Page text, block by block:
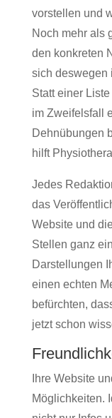
vorstellen und
Noch mehr als
den konkreten
sich deswegen
Statt einer
im Zweifelsfall
Dehnübungen
hilft
Jedes
das
Website und
Stellen ganz
Darstellungen
einen echten
befürchten,
jetzt schon
Ihre Website
Möglichkeiten.